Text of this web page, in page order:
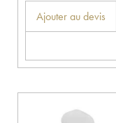
Ajouter au devis